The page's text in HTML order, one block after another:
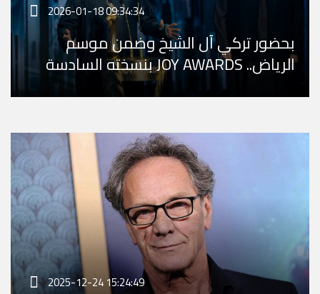
2026-01-18 09:34:34
بحضور تركي آل الشيخ وضمن موسم
الرياض.. JOY AWARDS بنسخته السادسة
يجمع ويكرّم نخبة نجوم ...
2025-12-24 15:24:49